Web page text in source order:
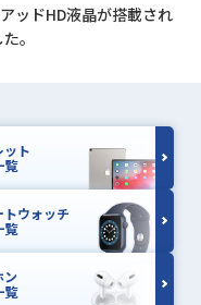
ッドHD液晶が搭載され
。
ット
覧
トウォッチ
覧
ン
覧